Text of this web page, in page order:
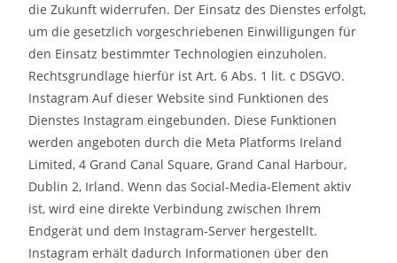
die Zukunft widerrufen. Der Einsatz des Dienstes erfolgt,
um die gesetzlich vorgeschriebenen Einwilligungen für
den Einsatz bestimmter Technologien einzuholen.
Rechtsgrundlage hierfür ist Art. 6 Abs. 1 lit. c DSGVO.
Instagram Auf dieser Website sind Funktionen des
Dienstes Instagram eingebunden. Diese Funktionen
werden angeboten durch die Meta Platforms Ireland
Limited, 4 Grand Canal Square, Grand Canal Harbour,
Dublin 2, Irland. Wenn das Social-Media-Element aktiv
ist, wird eine direkte Verbindung zwischen Ihrem
Endgerät und dem Instagram-Server hergestellt.
Instagram erhält dadurch Informationen über den